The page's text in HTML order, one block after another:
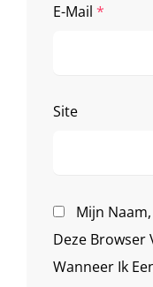
E-Mail *
Site
Mijn
Deze Browser
Wanneer Ik